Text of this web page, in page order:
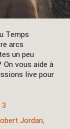
Temps
arcs
un peu
vous aide à
live pour
Jordan,